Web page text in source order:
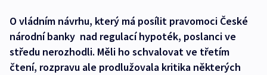
O vládním návrhu, který má posílit pravomoci České
národní banky nad regulací hypoték, poslanci ve
středu nerozhodli. Měli ho schvalovat ve třetím
čtení, rozpravu ale prodlužovala kritika některých